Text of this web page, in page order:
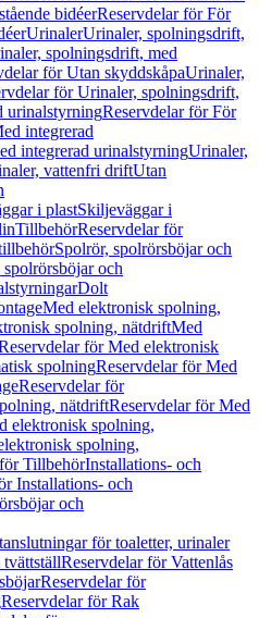
bidéerReservdelar för För
UrinalerUrinaler, spolningsdrift,
spolningsdrift, med
för Utan skyddskåpaUrinaler,
för Urinaler, spolningsdrift,
urinalstyrningReservdelar för För
integrerad
integrerad urinalstyrningUrinaler,
vattenfri driftUtan
i plastSkiljeväggar i
TillbehörReservdelar för
Spolrör, spolrörsböjar och
och
Dolt
Med elektronisk spolning,
spolning, nätdriftMed
för Med elektronisk
spolningReservdelar för Med
Reservdelar för
nätdriftReservdelar för Med
elektronisk spolning,
spolning,
TillbehörInstallations- och
Installations- och
och
för toaletter, urinaler
Reservdelar för Vattenlås
Reservdelar för
Reservdelar för Rak